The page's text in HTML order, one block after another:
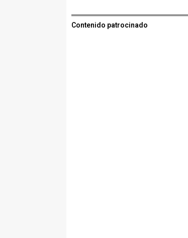
Contenido patrocinado